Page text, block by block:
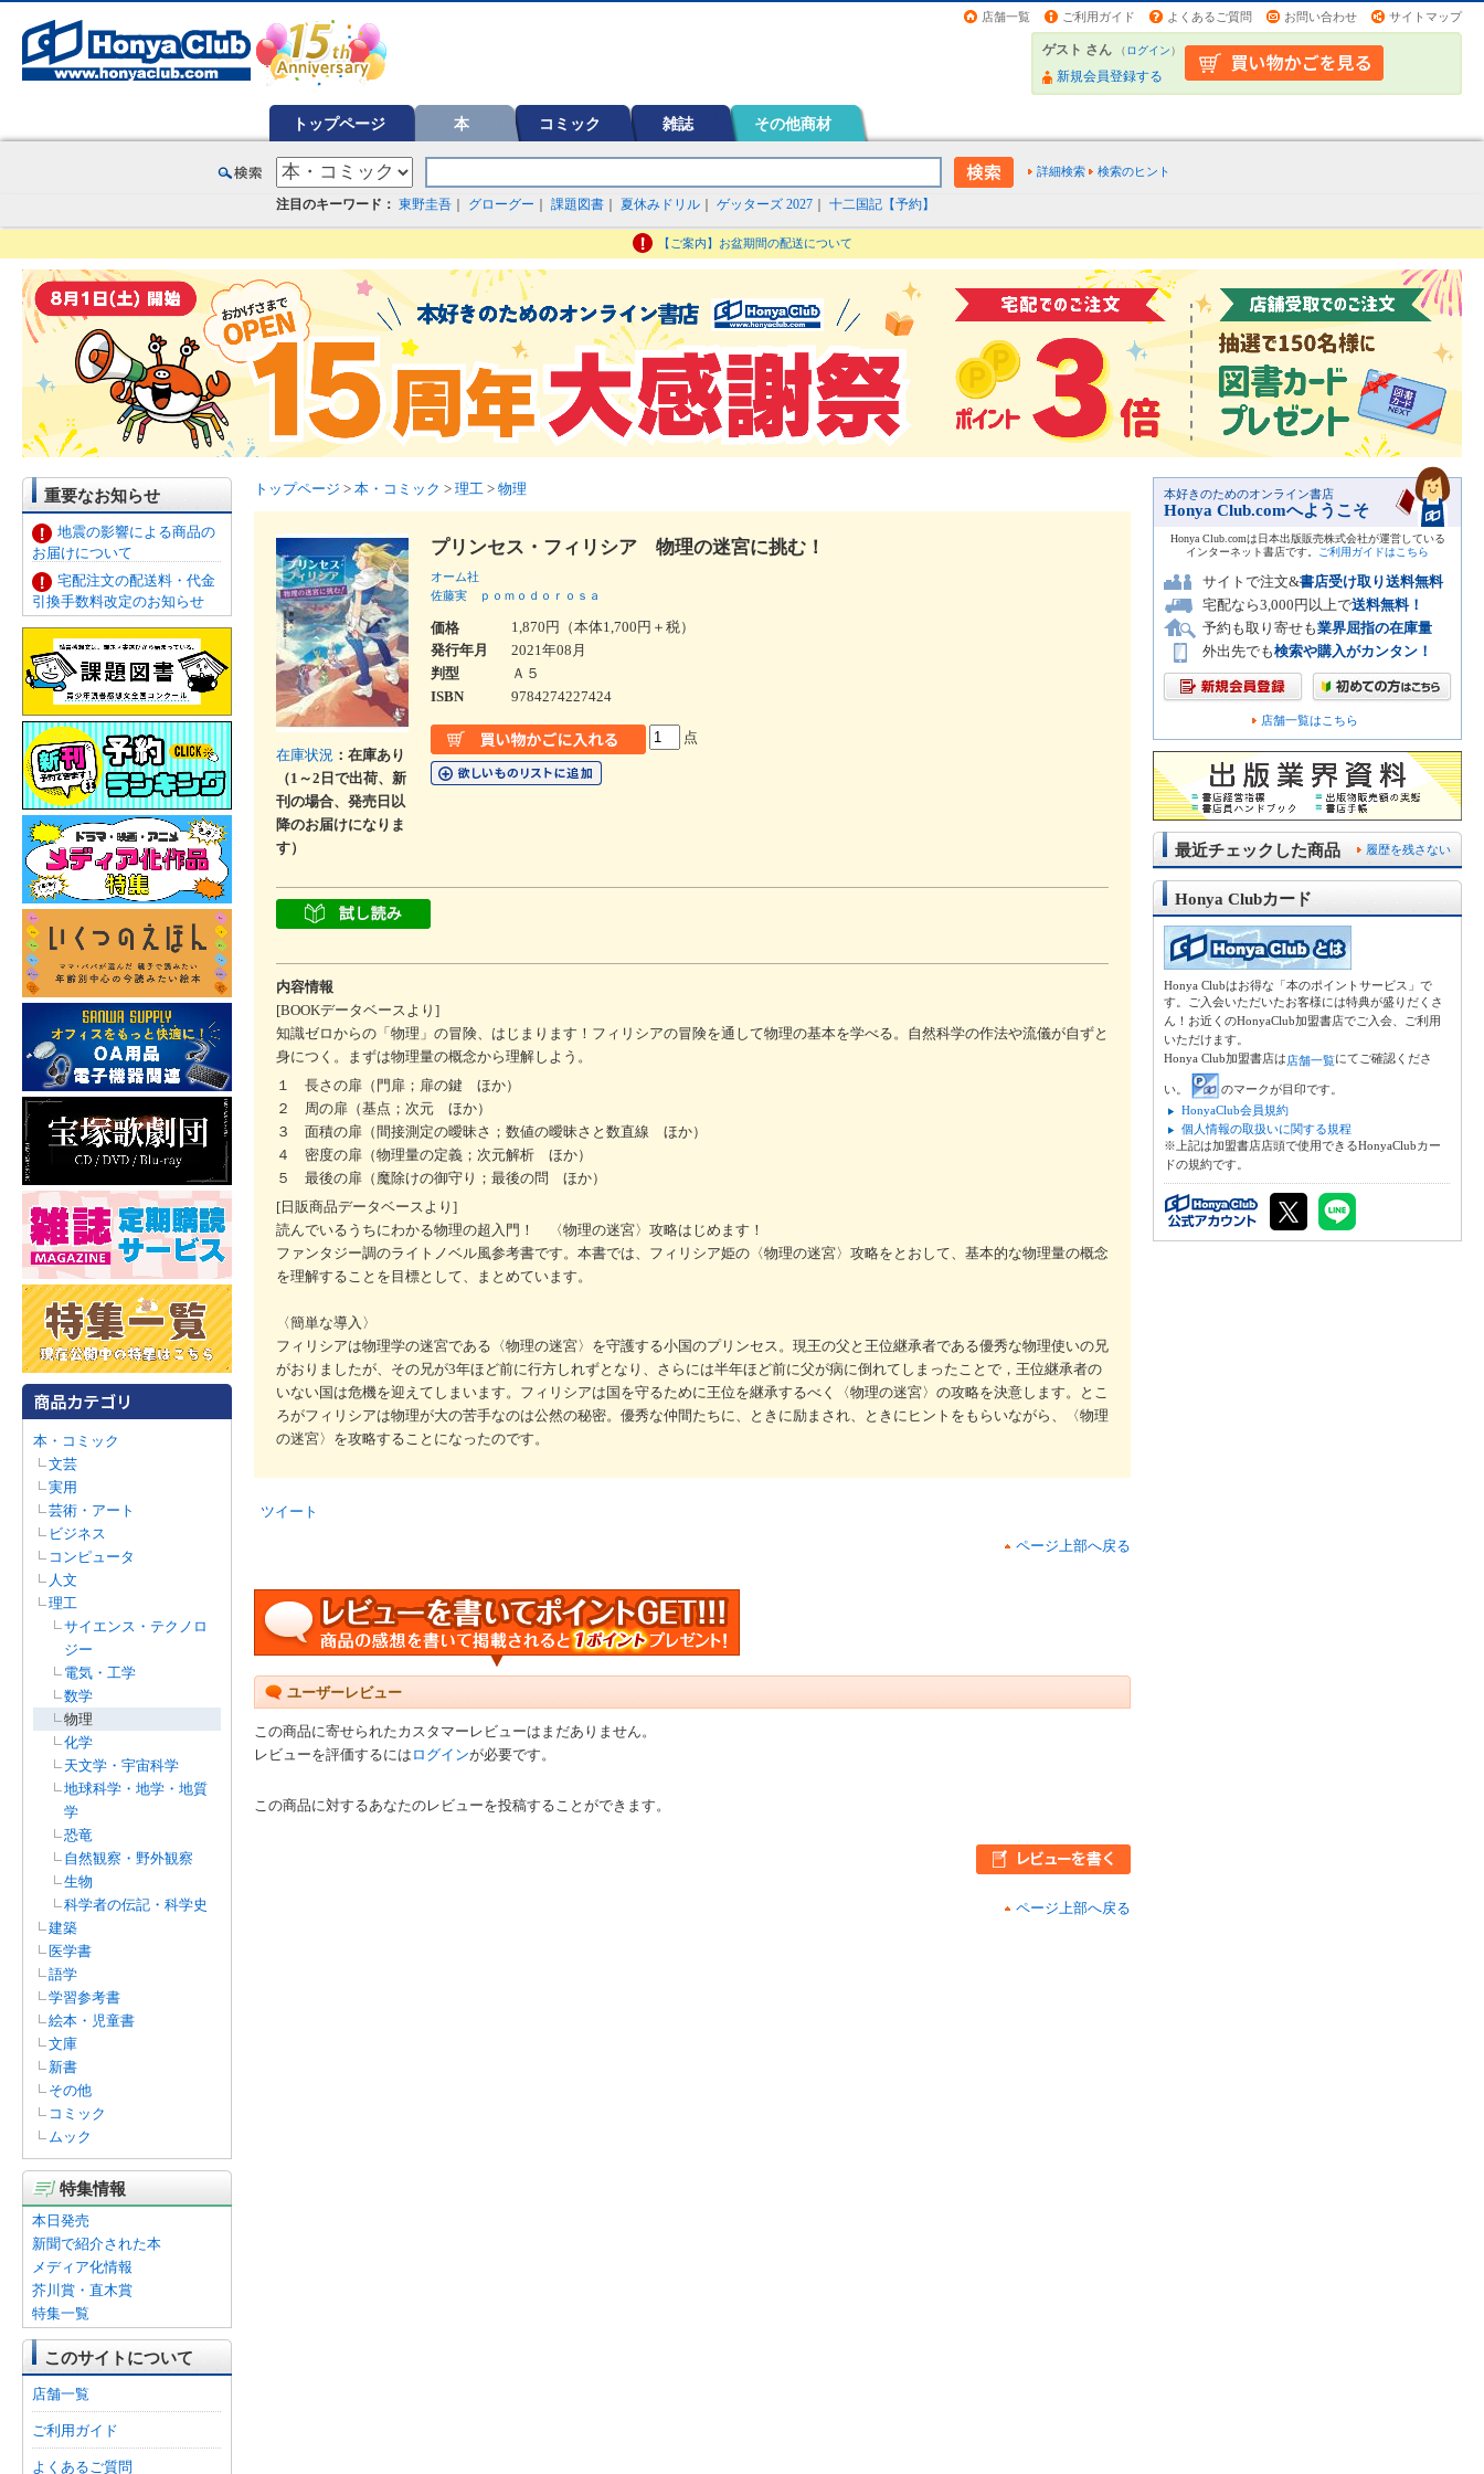
店舗一覧 ご利用ガイド よくあるご質問 お問い合わせ サイトマップ
ゲスト さん （ログイン）
新規会員登録する
トップページ 本 コミック 雑誌 その他商材
詳細検索 検索のヒント
注目のキーワード： 東野圭吾 グローグー 課題図書 夏休みドリル ゲッターズ 2027 十二国記【予約】
【ご案内】お盆期間の配送について
重要なお知らせ
地震の影響による商品の
お届けについて
宅配注文の配送料・代金
引換手数料改定のお知らせ
本・コミック
文芸
実用
芸術・アート
ビジネス
コンピュータ
人文
理工
サイエンス・テクノロ
ジー
電気・工学
数学
物理
化学
天文学・宇宙科学
地球科学・地学・地質
学
恐竜
自然観察・野外観察
生物
科学者の伝記・科学史
建築
医学書
語学
学習参考書
絵本・児童書
文庫
新書
その他
コミック
ムック
特集情報
本日発売
新聞で紹介された本
メディア化情報
芥川賞・直木賞
特集一覧
このサイトについて
店舗一覧
ご利用ガイド
よくあるご質問
トップページ > 本・コミック > 理工 > 物理
在庫状況 ：在庫あり
（1～2日で出荷、新
刊の場合、発売日以
降のお届けになりま
す）
プリンセス・フィリシア 物理の迷宮に挑む！
オーム社
佐藤実
ｐｏｍｏｄｏｒｏｓａ
価格
1,870円（本体1,700円＋税）
発行年月
2021年08月
判型
Ａ５
ISBN
9784274227424
点
内容情報
[BOOKデータベースより]
知識ゼロからの「物理」の冒険、はじまります！フィリシアの冒険を通して物理の基本を学べる。自然科学の作法や流儀が自ずと
身につく。まずは物理量の概念から理解しよう。
１ 長さの扉（門扉；扉の鍵 ほか）
２ 周の扉（基点；次元 ほか）
３ 面積の扉（間接測定の曖昧さ；数値の曖昧さと数直線 ほか）
４ 密度の扉（物理量の定義；次元解析 ほか）
５ 最後の扉（魔除けの御守り；最後の問 ほか）
[日販商品データベースより]
読んでいるうちにわかる物理の超入門！ 〈物理の迷宮〉攻略はじめます！
ファンタジー調のライトノベル風参考書です。本書では、フィリシア姫の〈物理の迷宮〉攻略をとおして、基本的な物理量の概念
を理解することを目標として、まとめています。
〈簡単な導入〉
フィリシアは物理学の迷宮である〈物理の迷宮〉を守護する小国のプリンセス。現王の父と王位継承者である優秀な物理使いの兄
がおりましたが、その兄が3年ほど前に行方しれずとなり、さらには半年ほど前に父が病に倒れてしまったことで，王位継承者の
いない国は危機を迎えてしまいます。フィリシアは国を守るために王位を継承するべく〈物理の迷宮〉の攻略を決意します。とこ
ろがフィリシアは物理が大の苦手なのは公然の秘密。優秀な仲間たちに、ときに励まされ、ときにヒントをもらいながら、〈物理
の迷宮〉を攻略することになったのです。
ツイート
ページ上部へ戻る
ユーザーレビュー
この商品に寄せられたカスタマーレビューはまだありません。
レビューを評価するには ログインが必要です。
この商品に対するあなたのレビューを投稿することができます。
ページ上部へ戻る
本好きのためのオンライン書店
Honya Club.comへようこそ
Honya Club.comは日本出版販売株式会社が運営している
インターネット書店です。
ご利用ガイドはこちら
サイトで注文&書店受け取り送料無料
宅配なら3,000円以上で送料無料！
予約も取り寄せも業界屈指の在庫量
外出先でも検索や購入がカンタン！
店舗一覧はこちら
履歴を残さない
最近チェックした商品
Honya Clubカード
Honya Clubはお得な「本のポイントサービス」で
す。ご入会いただいたお客様には特典が盛りだくさ
ん！お近くのHonyaClub加盟書店でご入会、ご利用
いただけます。
Honya Club加盟書店は店舗一覧にてご確認くださ
い。
のマークが目印です。
HonyaClub会員規約
個人情報の取扱いに関する規程
※上記は加盟書店店頭で使用できるHonyaClubカー
ドの規約です。